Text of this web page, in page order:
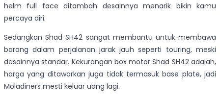
helm full face ditambah desainnya menarik bikin kamu
percaya diri.
Sedangkan Shad SH42 sangat membantu untuk membawa
barang dalam perjalanan jarak jauh seperti touring, meski
desainnya standar. Kekurangan box motor Shad SH42 adalah,
harga yang ditawarkan juga tidak termasuk base plate, jadi
Moladiners mesti keluar uang lagi.